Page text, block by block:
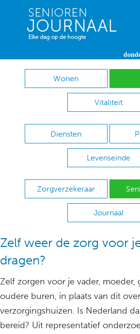
Wonen
Vitaliteit
Diensten
Levenseinde
Zorgverzekeraar
Journaal
Zelf weer de zorg voor
dragen?
Zelf zorgen voor je vader,
oudere buren, in plaats van dit
verzorgingshuizen. Is Nederland
bereid? Uit representatief